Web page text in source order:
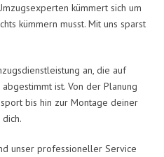
kümmert sich um
kümmern musst. Mit uns sparst
an, die auf
ist. Von der Planung
bis hin zur Montage deiner
unser professioneller Service